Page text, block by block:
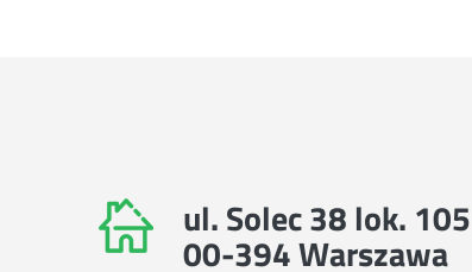
ul. Solec 38 lok. 105
00-394 Warszawa